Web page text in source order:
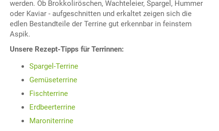
werden. Ob Brokkoliröschen, Wachteleier, Spargel, Hummer
oder Kaviar - aufgeschnitten und erkaltet zeigen sich die
edlen Bestandteile der Terrine gut erkennbar in feinstem
Aspik.
Unsere Rezept-Tipps für Terrinnen:
Spargel-Terrine
Gemüseterrine
Fischterrine
Erdbeerterrine
Maroniterrine